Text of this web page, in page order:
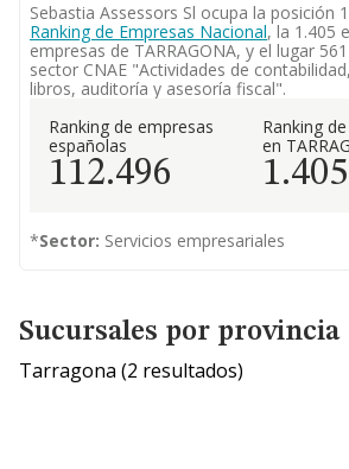
Sebastia Assessors Sl ocupa la posición
Ranking de Empresas Nacional, la 1.405
empresas de TARRAGONA, y el lugar
sector CNAE "Actividades de
libros, auditoría y asesoría fiscal".
Ranking de empresas
españolas
112.496
Ranking
en
1.405
*Sector: Servicios empresariales
Sucursales por provincia
Tarragona (2 resultados)